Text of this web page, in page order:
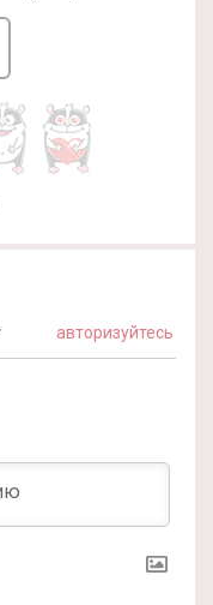
авторизуйтесь